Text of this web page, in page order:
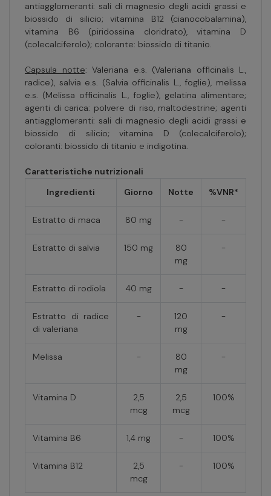
antiagglomeranti: sali di magnesio degli acidi grassi e
biossido di silicio; vitamina B12 (cianocobalamina),
vitamina B6 (piridossina cloridrato), vitamina D
(colecalciferolo); colorante: biossido di titanio.
Capsula notte: Valeriana e.s. (Valeriana officinalis L.,
radice), salvia e.s. (Salvia officinalis L., foglie), melissa
e.s. (Melissa officinalis L., foglie), gelatina alimentare;
agenti di carica: polvere di riso, maltodestrine; agenti
antiagglomeranti: sali di magnesio degli acidi grassi e
biossido di silicio; vitamina D (colecalciferolo);
coloranti: biossido di titanio e indigotina.
Caratteristiche nutrizionali
Ingredienti
Giorno Notte %VNR*
Estratto di maca 80 mg - -
Estratto di salvia 150 mg
80
mg
-
Estratto di rodiola 40 mg - -
Estratto di radice
di valeriana
-
120
mg
-
Melissa -
80
mg
-
Vitamina D
2,5
mcg
2,5
mcg
100%
Vitamina B6 1,4 mg - 100%
Vitamina B12
2,5
mcg
- 100%